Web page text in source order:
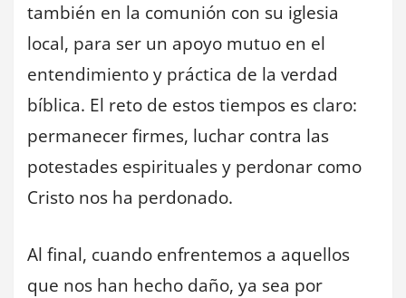
también en la comunión con su iglesia
local, para ser un apoyo mutuo en el
entendimiento y práctica de la verdad
bíblica. El reto de estos tiempos es claro:
permanecer firmes, luchar contra las
potestades espirituales y perdonar como
Cristo nos ha perdonado.
Al final, cuando enfrentemos a aquellos
que nos han hecho daño, ya sea por